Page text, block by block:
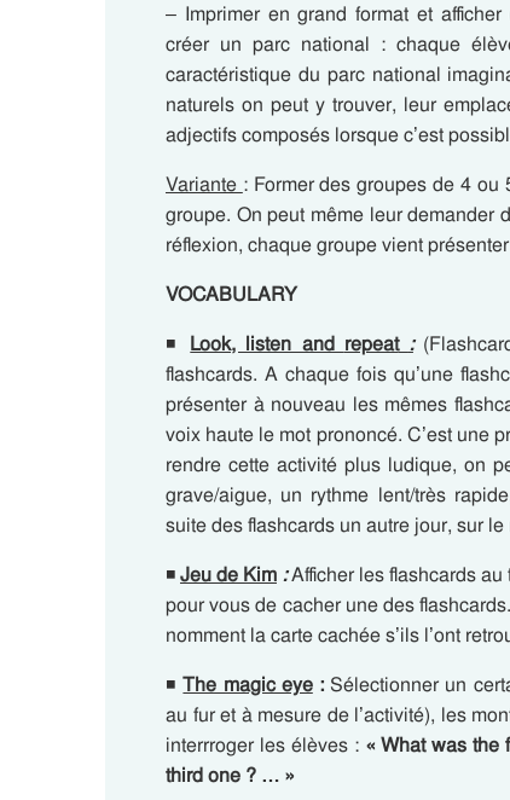
– Imprimer en grand format et
créer un parc national : chaque
caractéristique du parc national
naturels on peut y trouver, leur
adjectifs composés lorsque c’est
Variante : Former des groupes de 4
groupe. On peut même leur demander
réflexion, chaque groupe vient
VOCABULARY
◾ Look, listen and repeat :
flashcards. A chaque fois qu’une
présenter à nouveau les mêmes
voix haute le mot prononcé. C’est une
rendre cette activité plus ludique, on
grave/aigue, un rythme lent/très
suite des flashcards un autre jour, sur
◾Jeu de Kim :Afficher les flashcards
pour vous de cacher une des
nomment la carte cachée s’ils l’ont
◾The magic eye : Sélectionner un
au fur et à mesure de l’activité), les
interrroger les élèves : « What was the
third one ? … »